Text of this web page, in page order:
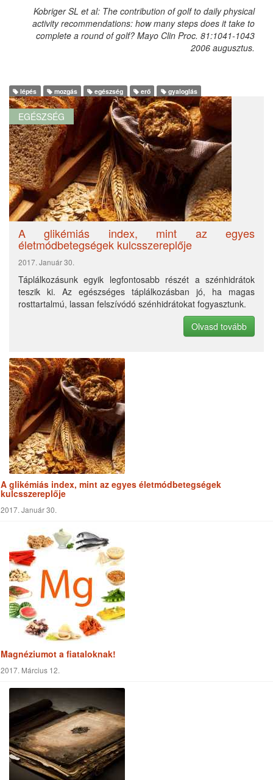
Kobriger SL et al: The contribution of golf to daily physical
activity recommendations: how many steps does it take to
complete a round of golf? Mayo Clin Proc. 81:1041-1043
2006 augusztus.
lépés mozgás egészség erő gyaloglás
EGÉSZSÉG
A glikémiás index, mint az egyes
életmódbetegségek kulcsszereplője
2017. Január 30.
Táplálkozásunk egyik legfontosabb részét a szénhidrátok
teszik ki. Az egészséges táplálkozásban jó, ha magas
rosttartalmú, lassan felszívódó szénhidrátokat fogyasztunk.
Olvasd tovább
A glikémiás index, mint az egyes életmódbetegségek
kulcsszereplője
2017. Január 30.
Magnéziumot a fiataloknak!
2017. Március 12.